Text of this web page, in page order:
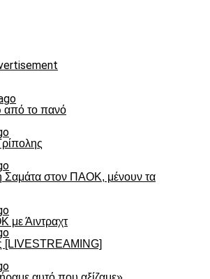
από το πανό
Σαμάτα στον ΠΑΟΚ, μένουν τα
με Άιντραχτ